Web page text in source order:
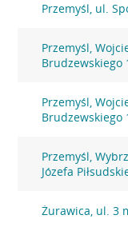
Przemyśl, ul.
Przemyśl,
Brudzewskiego
Przemyśl,
Brudzewskiego
Przemyśl,
Józefa
Żurawica, ul. 3